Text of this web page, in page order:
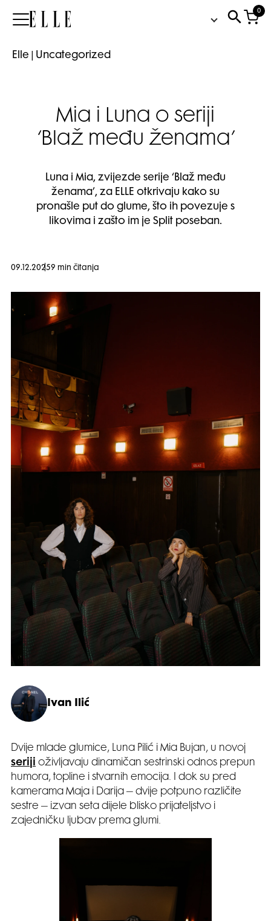
Elle
0
Elle Uncategorized
Mia i Luna o seriji
‘Blaž među ženama’
Luna i Mia, zvijezde serije ‘Blaž među
ženama’, za ELLE otkrivaju kako su
pronašle put do glume, što ih povezuje s
likovima i zašto im je Split poseban.
09.12.20259 min čitanja
Ivan Ilić
Dvije mlade glumice, Luna Pilić i Mia Bujan, u novoj
seriji
oživljavaju dinamičan sestrinski odnos prepun
humora, topline i stvarnih emocija. I dok su pred
kamerama Maja i Darija – dvije potpuno različite
sestre – izvan seta dijele blisko prijateljstvo i
zajedničku ljubav prema glumi.